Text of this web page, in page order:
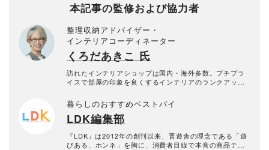
本記事の監修および協力者
整理収納アドバイザー・
インテリアコーディネーター
くろだあきこ 氏
訪れたインテリアショップは国内・海外多数。プチプラ
イスで部屋の印象を良くするインテリアのランクアップ
と美しい部屋作りのコツを専門家の立場から提案。プチ
プラコーディネートのほか、ホテルライクなスタイリン
グを得意とし、雑誌・Webでのスタイリングは多数。
暮らしのおすすめベストバイ
LDK編集部
『LDK』は2012年の創刊以来、晋遊舎の理念である「遊
びある、ホンネ」を胸に、消費者目線で本音の商品テス